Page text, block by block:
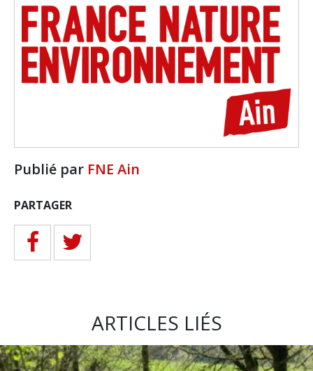
Publié par FNE Ain
PARTAGER
ARTICLES LIÉS